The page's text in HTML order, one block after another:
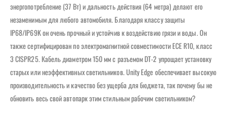
энергопотребление (37 Вт) и дальность действия (64 метра) делают его
незаменимым для любого автомобиля. Благодаря классу защиты
IP68/IP69K он очень прочный и устойчив к воздействию грязи и воды. Он
также сертифицирован по электромагнитной совместимости ECE R10, класс
3 CISPR25. Кабель диаметром 150 мм с разъемом DT-2 упрощает установку
старых или неэффективных светильников. Unity Edge обеспечивает высокую
производительность и качество без ущерба для бюджета, так почему бы не
обновить весь свой автопарк этим стильным рабочим светильником?